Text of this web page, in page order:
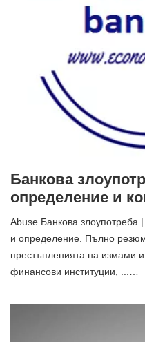
Банкова
определение и
Abuse Банкова злоупотреба
и определение. Пълно
престъпленията на измами
финансови институции, ...…